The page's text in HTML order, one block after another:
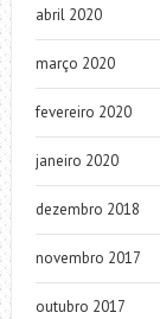
abril 2020
março 2020
fevereiro 2020
janeiro 2020
dezembro 2018
novembro 2017
outubro 2017